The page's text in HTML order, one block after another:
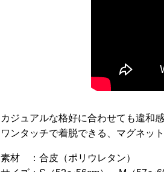
カジュアルな格好に合わせても違和
ワンタッチで着脱できる、マグネッ
素材 ： 合皮（ポリウレタン）